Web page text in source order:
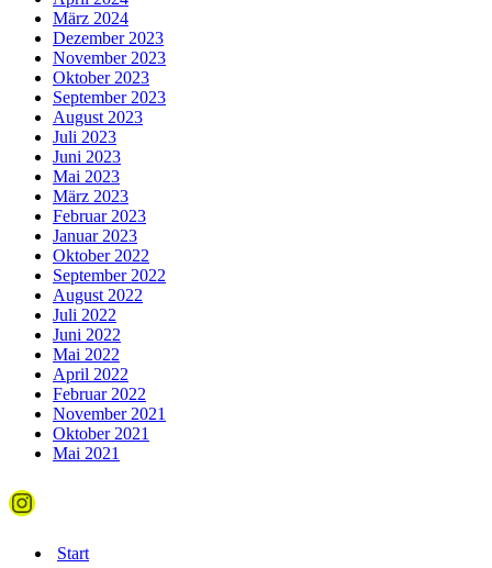
März 2024
Dezember 2023
November 2023
Oktober 2023
September 2023
August 2023
Juli 2023
Juni 2023
Mai 2023
März 2023
Februar 2023
Januar 2023
Oktober 2022
September 2022
August 2022
Juli 2022
Juni 2022
Mai 2022
April 2022
Februar 2022
November 2021
Oktober 2021
Mai 2021
Instagram
Start